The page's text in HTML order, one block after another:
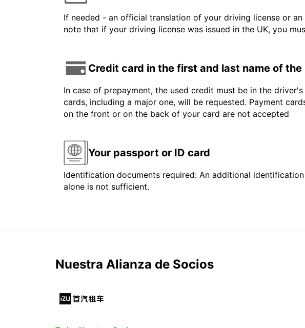
If needed - an official translation of your driving license or
note that if your driving license was issued in the UK, you
Credit card in the first and last name of
In case of prepayment, the used credit must be in the
cards, including a major one, will be requested. Payment
on the front or on the back of your card are not accepted
Your passport or ID card
Identification documents required: An additional
alone is not sufficient.
Nuestra Alianza de Socios